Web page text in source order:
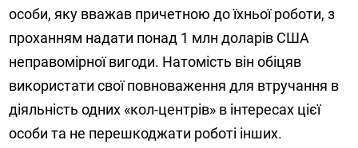
особи, яку вважав причетною до їхньої роботи, з
проханням надати понад 1 млн доларів США
неправомірної вигоди. Натомість він обіцяв
використати свої повноваження для втручання в
діяльність одних «кол-центрів» в інтересах цієї
особи та не перешкоджати роботі інших.